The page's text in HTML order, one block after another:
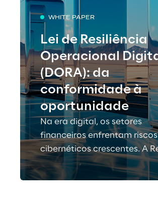
WHITE PAPER
Lei de Resiliência
Operacional
(DORA): da
conformidade à
oportunidade
Na era digital, os setores
financeiros enfrentam riscos
cibernéticos crescentes. A
apresenta uma abordagem
estratégica para a